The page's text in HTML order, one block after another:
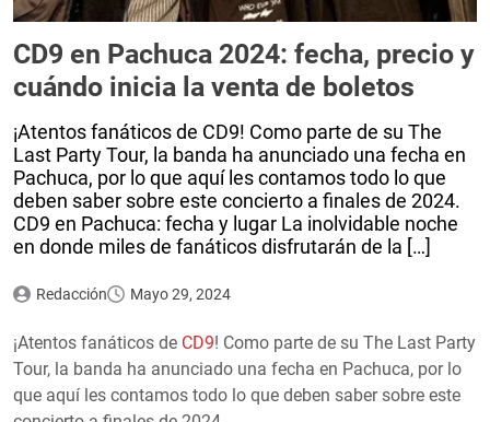
CD9 en Pachuca 2024: fecha, precio y
cuándo inicia la venta de boletos
¡Atentos fanáticos de CD9! Como parte de su The
Last Party Tour, la banda ha anunciado una fecha en
Pachuca, por lo que aquí les contamos todo lo que
deben saber sobre este concierto a finales de 2024.
CD9 en Pachuca: fecha y lugar La inolvidable noche
en donde miles de fanáticos disfrutarán de la […]
Redacción Mayo 29, 2024
¡Atentos fanáticos de CD9! Como parte de su The Last Party
Tour, la banda ha anunciado una fecha en Pachuca, por lo
que aquí les contamos todo lo que deben saber sobre este